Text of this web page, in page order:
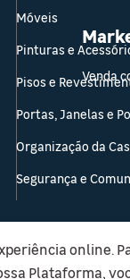
Móveis
Pinturas e
Pisos e
Portas, Janelas e
Organização da
Segurança e
Venda
online.
Plataforma,